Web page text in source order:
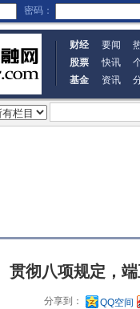
密码：
财经 要闻
股票
快讯
基金
资讯
贯彻八项规定，
分享到： QQ空间